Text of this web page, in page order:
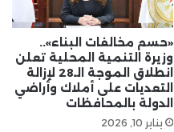
«حسم مخالفات البناء»..
وزيرة التنمية المحلية تعلن
انطلاق الموجة الـ28 لإزالة
التعديات على أملاك وأراضي
الدولة بالمحافظات
يناير 10, 2026